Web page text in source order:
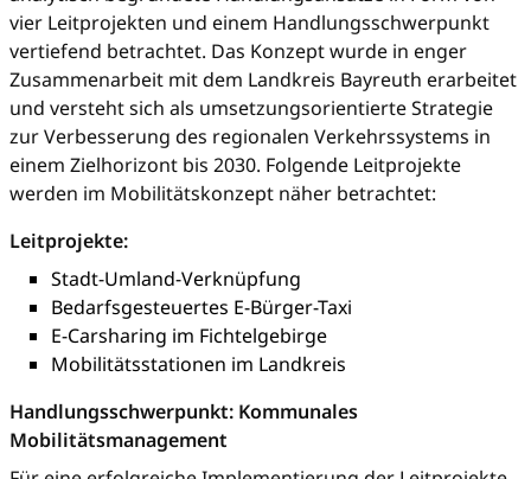
vier Leitprojekten und einem Handlungsschwerpunkt
vertiefend betrachtet. Das Konzept wurde in enger
Zusammenarbeit mit dem Landkreis Bayreuth erarbeitet
und versteht sich als umsetzungsorientierte Strategie
zur Verbesserung des regionalen Verkehrssystems in
einem Zielhorizont bis 2030. Folgende Leitprojekte
werden im Mobilitätskonzept näher betrachtet:
Leitprojekte:
Stadt-Umland-Verknüpfung
Bedarfsgesteuertes E-Bürger-Taxi
E-Carsharing im Fichtelgebirge
Mobilitätsstationen im Landkreis
Handlungsschwerpunkt: Kommunales
Mobilitätsmanagement